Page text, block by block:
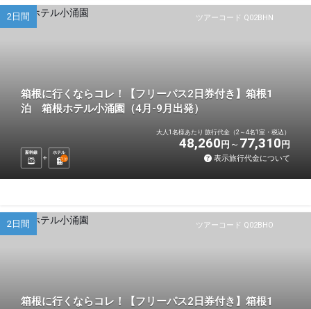
ツアーコード Q02BHN
2日間
箱根に行くならコレ！【フリーパス2日券付き】箱根1
泊 箱根ホテル小涌園（4月-9月出発）
新幹線
ホテル
1 泊
大人1名様あたり 旅行代金（2～4名1室・税込）
48,260 円 77,310 円
表示旅行代金について
ツアーコード Q02BHO
2日間
箱根に行くならコレ！【フリーパス2日券付き】箱根1